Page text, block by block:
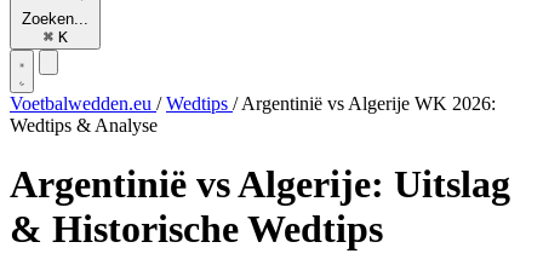
Zoeken...
⌘ K
Voetbalwedden.eu / Wedtips / Argentinië vs Algerije WK 2026:
Wedtips & Analyse
Argentinië vs Algerije: Uitslag
& Historische Wedtips